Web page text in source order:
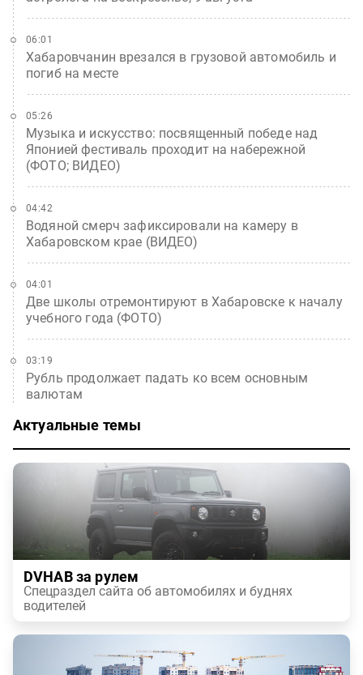
Хабаровчанин врезался в грузовой автомобиль и
погиб на месте
06:01
Музыка и искусство: посвященный победе над
Японией фестиваль проходит на набережной
(ФОТО; ВИДЕО)
05:26
Водяной смерч зафиксировали на камеру в
Хабаровском крае (ВИДЕО)
04:42
Две школы отремонтируют в Хабаровске к началу
учебного года (ФОТО)
04:01
Рубль продолжает падать ко всем основным
валютам
03:19
Актуальные темы
DVHAB за рулем
Спецраздел сайта об автомобилях и буднях
водителей